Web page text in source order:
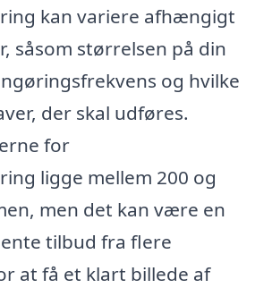
kan variere afhængigt
såsom størrelsen på din
og hvilke
der skal udføres.
for
ligge mellem 200 og
men det kan være en
tilbud fra flere
at få et klart billede af